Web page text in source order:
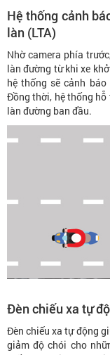
Hệ thống cảnh
làn (LTA)
Nhờ camera phía
làn đường từ khi xe
hệ thống sẽ cảnh
Đồng thời, hệ thống
làn đường ban đầu.
Đèn chiếu xa tự
Đèn chiếu xa tự động
giảm độ chói cho